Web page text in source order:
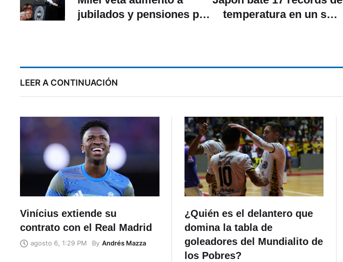
jubilados y pensiones por
temperatura en un solo
LEER A CONTINUACIÓN
Vinícius extiende su
contrato con el Real Madrid
agosto 6, 1:29 PM By Andrés Mazza
¿Quién es el delantero que
domina la tabla de
goleadores del Mundialito de
los Pobres?